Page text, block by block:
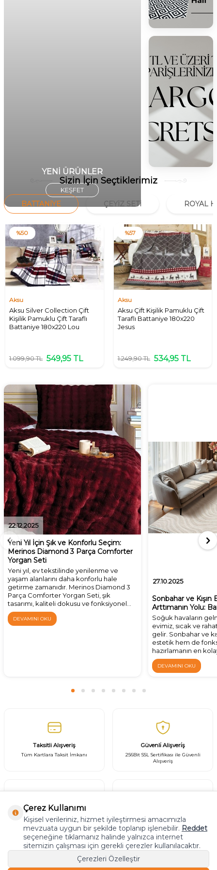
YENİ ÜRÜNLER
KEŞFET
Sizin İçin Seçtiklerimiz
BATTANIYE ÇEYIZ SETI ROYAL
%50
Aksu
Aksu Silver Collection Çift
Kişilik Pamuklu Çift Taraflı
Battaniye 180x220 Lou
1.099,90TL 549,95 TL
%57
Aksu
Aksu Çift Kişilik Pamuklu Çift
Taraflı Battaniye 180x220
Jesus
1.249,90TL 534,95TL
22.12.2025
Yeni Yıl İçin Şık ve Konforlu Seçim:
Merinos Diamond 3 Parça Comforter
Yorgan Seti
Yeni yıl, ev tekstilinde yenilenme ve
yaşam alanlarını daha konforlu hale
getirme zamanıdır. Merinos Diamond 3
Parça Comforter Yorgan Seti, şık
tasarımı, kaliteli dokusu ve fonksiyonel
yapısıyla yeni yıl yorgan seti arayanlar için
ideal bir tercihtir.
DEVAMINI OKU
27.10.2025
Sonbahar ve
Arttımanın Yolu:
Soğuk havaların
evimiz, sıcak ve
gelir. Sonbahar ve
estetik hem de
hazırlamanın en
doğru battaniye ve
DEVAMINI OKU
Taksitli Alışveriş
Tüm Kartlara Taksit İmkanı
Güvenli̇ Alişveri̇ş
256Bit SSL Sertifikası ile Güvenli
Alışveriş
Orijinal Ürün
%100 Orijinal Ürün Garantisi Türkiyenin heryerine Hızlı Kargo
E - BÜLTEN ABONELİĞİ
Çerez Kullanımı
Kişisel verileriniz, hizmet iyileştirmesi amacımızla
mevzuata uygun bir şekilde toplanıp işlenebilir. Reddet
seçeneğine tıklamanız halinde yalnızca internet
sitemizin çalışması için gerekli çerezler kullanılacaktır.
Çerezleri Özelleştir